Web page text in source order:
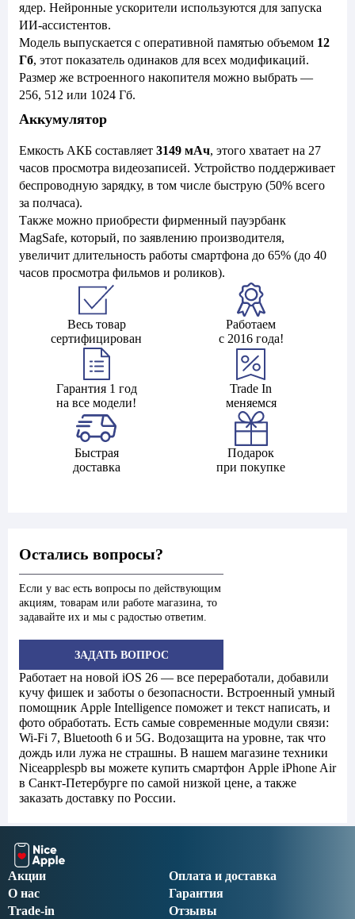
ядер. Нейронные ускорители используются для запуска
ИИ-ассистентов.
Модель выпускается с оперативной памятью объемом 12
Гб, этот показатель одинаков для всех модификаций.
Размер же встроенного накопителя можно выбрать —
256, 512 или 1024 Гб.
Аккумулятор
Емкость АКБ составляет 3149 мАч, этого хватает на 27
часов просмотра видеозаписей. Устройство поддерживает
беспроводную зарядку, в том числе быструю (50% всего
за полчаса).
Также можно приобрести фирменный пауэрбанк
MagSafe, который, по заявлению производителя,
увеличит длительность работы смартфона до 65% (до 40
часов просмотра фильмов и роликов).
Весь товар
сертифицирован
Работаем
с 2016 года!
Гарантия 1 год
на все модели!
Trade In
меняемся
Быстрая
доставка
Подарок
при покупке
Остались вопросы?
Если у вас есть вопросы по действующим
акциям, товарам или работе магазина, то
задавайте их и мы с радостью ответим.
ЗАДАТЬ ВОПРОС
Работает на новой iOS 26 — все переработали, добавили
кучу фишек и заботы о безопасности. Встроенный умный
помощник Apple Intelligence поможет и текст написать, и
фото обработать. Есть самые современные модули связи:
Wi-Fi 7, Bluetooth 6 и 5G. Водозащита на уровне, так что
дождь или лужа не страшны. В нашем магазине техники
Niceapplespb вы можете купить смартфон Apple iPhone Air
в Санкт-Петербурге по самой низкой цене, а также
заказать доставку по России.
Акции
О нас
Оплата и доставка
Trade-in
Гарантия
Отзывы